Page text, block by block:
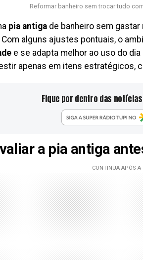
Reformar banheiro sem trocar tudo
pia antiga de banheiro sem
alguns ajustes pontuais, o
e se adapta melhor ao uso do
apenas em itens estratégicos,
Fique por dentro das
a pia antiga